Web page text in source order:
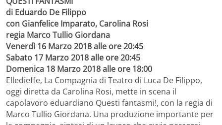
di Eduardo De Filippo
con Gianfelice Imparato, Carolina Rosi
regia Marco Tullio Giordana
Venerdì 16 Marzo 2018 alle ore 20:45
Sabato 17 Marzo 2018 alle ore 20:45
Domenica 18 Marzo 2018 alle ore 18:00
Elledieffe, La Compagnia di Teatro di Luca De Filippo,
oggi diretta da Carolina Rosi, mette in scena il
capolavoro eduardiano Questi fantasmi!, con la regia di
Marco Tullio Giordana. Una produzione importante per